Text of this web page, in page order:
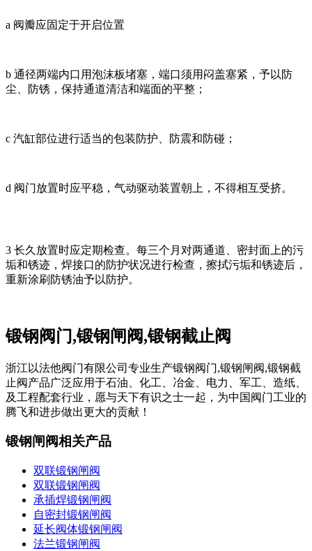
a 阀瓣应固定于开启位置
b 通径两端内口用泡沫板堵塞，端口须用闷盖塞紧，予以防
尘、防锈，保持通道清洁和端面的平整；
c 汽缸部位进行适当的包装防护、防震和防碰；
d 阀门放置时应平稳，气动驱动装置朝上，不得相互受挤。
3 长久放置时应定期检查。每三个月对两通道、密封面上的污
垢和锈迹，焊接口的防护状况进行检查，擦拭污垢和锈迹后，
重新涂刷防锈油予以防护。
锻钢阀门,锻钢闸阀,锻钢截止阀
浙江以法他阀门有限公司专业生产锻钢阀门,锻钢闸阀,锻钢截
止阀产品广泛应用于石油、化工、冶金、电力、军工、造纸、
及工程配套行业，愿与天下有识之士一起，为中国阀门工业的
腾飞和进步做出更大的贡献！
锻钢闸阀相关产品
双联锻钢闸阀
双联锻钢闸阀
承插焊锻钢闸阀
自密封锻钢闸阀
延长阀体锻钢闸阀
法兰锻钢闸阀